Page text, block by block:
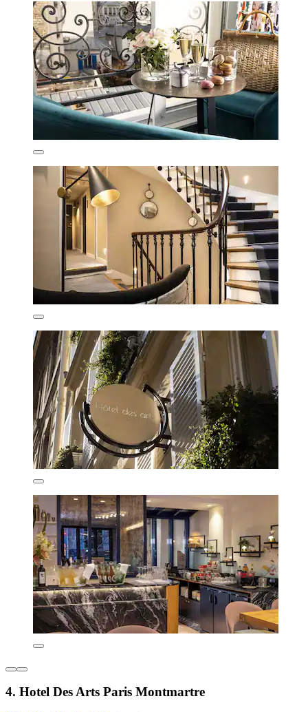
4. Hotel Des Arts Paris Montmartre